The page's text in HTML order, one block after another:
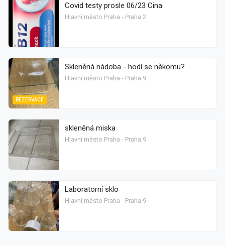
Covid testy prosle 06/23 Cina
Hlavní město Praha - Praha 2
REZERVACE
Skleněná nádoba - hodí se někomu?
Hlavní město Praha - Praha 9
skleněná miska
Hlavní město Praha - Praha 9
Laboratorní sklo
Hlavní město Praha - Praha 9